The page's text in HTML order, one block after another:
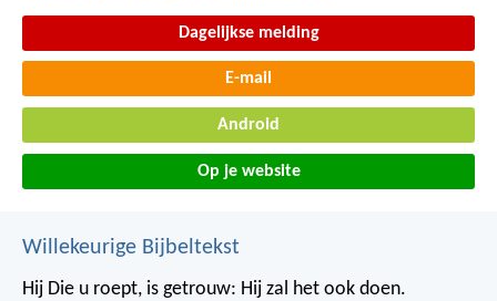
Dagelijkse melding
E-mail
Android
Op je website
Willekeurige Bijbeltekst
Hij Die u roept, is getrouw: Hij zal het ook doen.